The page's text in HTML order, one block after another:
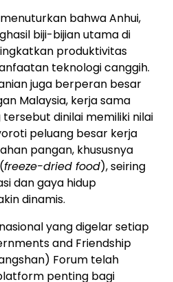
bahwa Anhui,
biji-bijian utama di
produktivitas
teknologi canggih.
juga berperan besar
Malaysia, kerja sama
dinilai memiliki nilai
peluang besar kerja
pangan, khususnya
freeze-dried food), seiring
dan gaya hidup
dinamis.
yang digelar setiap
and Friendship
Forum telah
penting bagi